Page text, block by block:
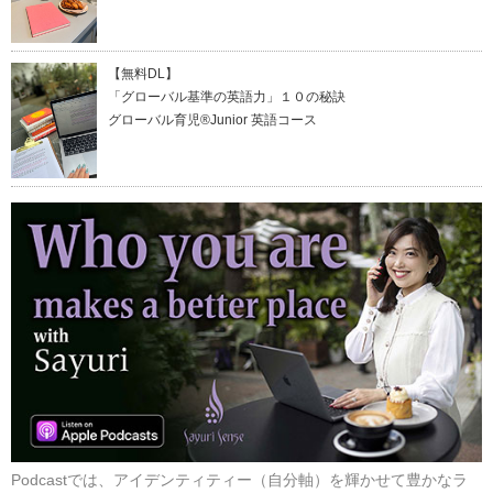
【無料DL】
「グローバル基準の英語力」１０の秘訣
グローバル育児®Junior 英語コース
Podcastでは、アイデンティティー（自分軸）を輝かせて豊かなラ